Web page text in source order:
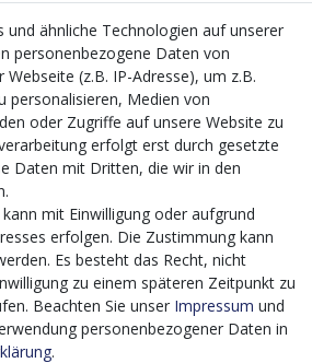
zur digitalen Optimierung
Projekt, welches im Zeitraum vom
im Rahmen des
Zuschuss EFRE 2021
möchten wir in die Anschaffung
Systems (CMS-
um unseren Online-Shop
zu können. Diese Software dient
Erstellung,
und Darstellung digitaler
Unternehmen. Dies ist
Vertrieb von Bedeutung. Bisher
und ähnliche Technologien auf unserer
personenbezogene Daten von
Webseite (z.B. IP-Adresse), um z.B.
personalisieren, Medien von
oder Zugriffe auf unsere Website zu
erfolgt erst durch gesetzte
Daten mit Dritten, die wir in den
mit Einwilligung oder aufgrund
erfolgen. Die Zustimmung kann
Es besteht das Recht, nicht
zu einem späteren Zeitpunkt zu
Beachten Sie unser Impressum und
personenbezogener Daten in
.